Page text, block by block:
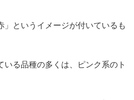
」というイメージが付いているも
いる品種の多くは、ピンク系のト